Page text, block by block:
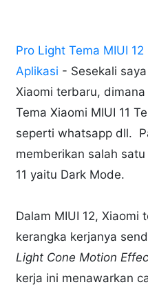
Pro Light Tema MIUI
Aplikasi - Sesekali
Xiaomi terbaru,
Tema Xiaomi MIUI 11
seperti whatsapp dll.
memberikan salah
11 yaitu Dark Mode.
Dalam MIUI 12, Xiaomi
kerangka kerjanya
Light Cone Motion
kerja ini menawarkan